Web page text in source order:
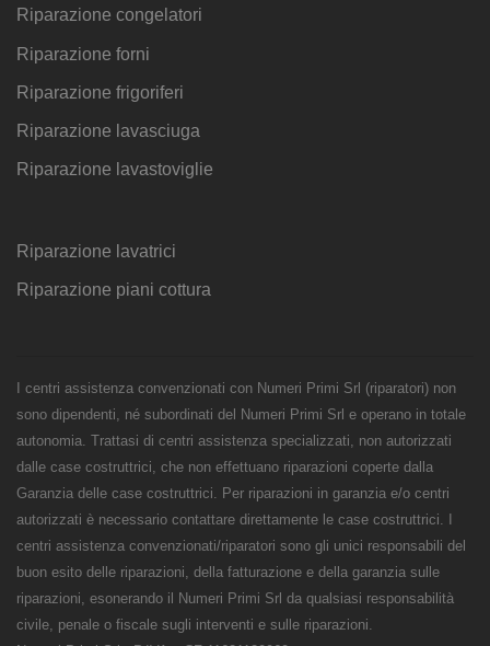
Riparazione congelatori
Riparazione forni
Riparazione frigoriferi
Riparazione lavasciuga
Riparazione lavastoviglie
Riparazione lavatrici
Riparazione piani cottura
I centri assistenza convenzionati con Numeri Primi Srl (riparatori) non
sono dipendenti, né subordinati del Numeri Primi Srl e operano in totale
autonomia. Trattasi di centri assistenza specializzati, non autorizzati
dalle case costruttrici, che non effettuano riparazioni coperte dalla
Garanzia delle case costruttrici. Per riparazioni in garanzia e/o centri
autorizzati è necessario contattare direttamente le case costruttrici. I
centri assistenza convenzionati/riparatori sono gli unici responsabili del
buon esito delle riparazioni, della fatturazione e della garanzia sulle
riparazioni, esonerando il Numeri Primi Srl da qualsiasi responsabilità
civile, penale o fiscale sugli interventi e sulle riparazioni.